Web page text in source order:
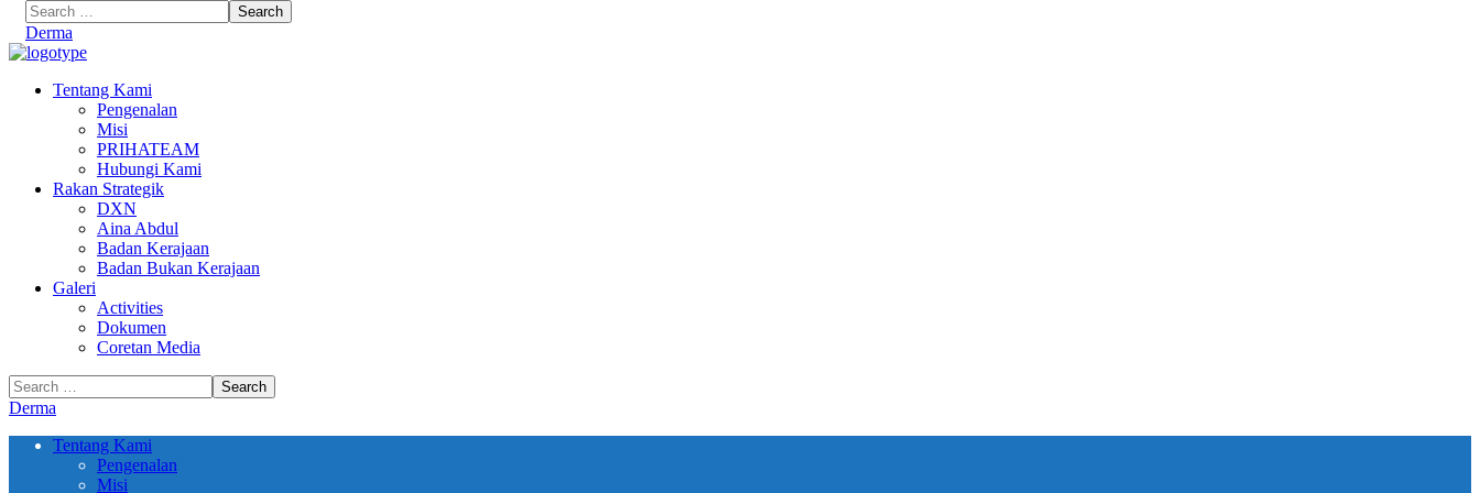
Derma
Tentang Kami
Pengenalan
Misi
PRIHATEAM
Hubungi Kami
Rakan Strategik
DXN
Aina Abdul
Badan Kerajaan
Badan Bukan Kerajaan
Galeri
Activities
Dokumen
Coretan Media
Derma
Tentang Kami
Pengenalan
Misi